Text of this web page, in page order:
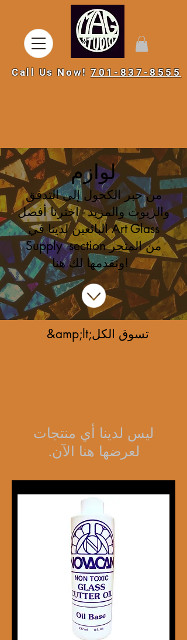
Call Us Now!701-837-8555
لوازم
من حبر الكحول إلى التدفق
والزيوت والمزيد - اخترنا أفضل
البائعين لدينا في Art Glass
Supply section من المتجر
ونقدمها لك هنا!
&amp;lt;تسوق الكل
لعرضها هنا الآن.